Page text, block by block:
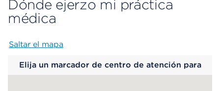
Dónde ejerzo mi práctica
médica
Saltar el mapa
Elija un marcador de centro de atención para